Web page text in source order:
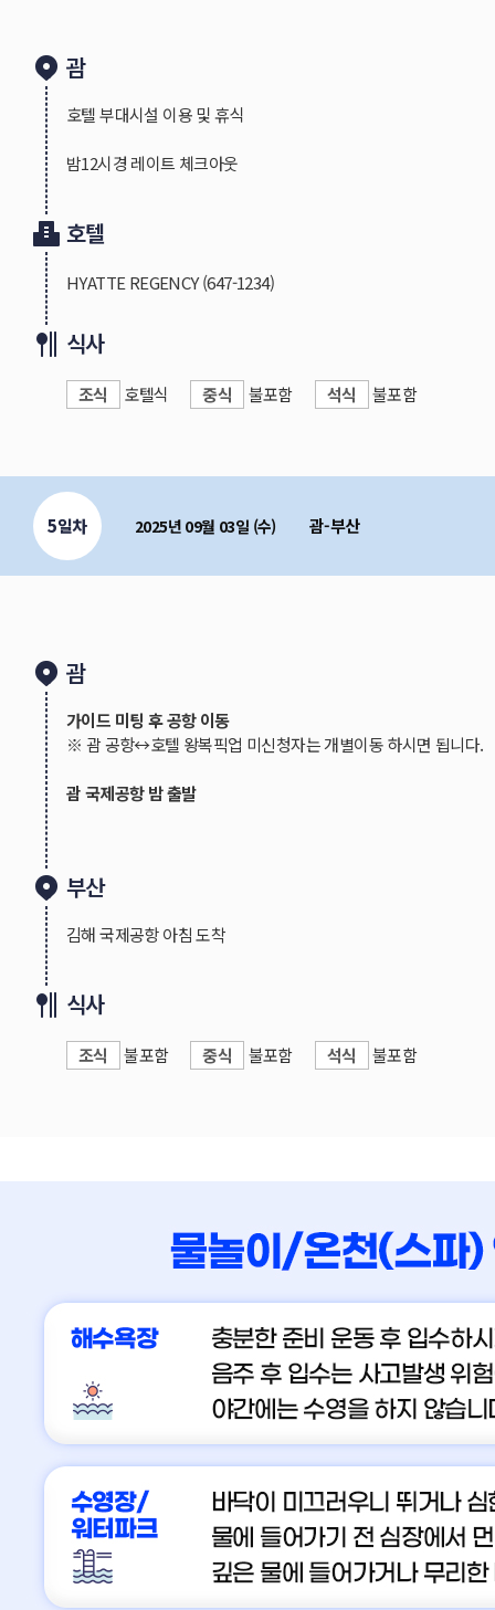
게 뻗은 물길을 배경으로 인생 사진을 남겨보세요.
세티베이 전망대(Cetti Bay Overlook)
전망대에 올라서면 화산분출로 형성 된 1천여 개의 작
메리조 마을 옆에 위치하고 있는 부두로 현지인들이 물
축제로 유명합니다.
험가 마젤란이 우연한 계기로 처음 발견하였으며, 스페
이나라한 자연풀장(Inarajan Natural Pool)
기의 재미있는 인테리어로 구성되어있는 가게 안에서
괌
호텔 부대시설 이용 및 휴식
밤12시경 레이트 체크아웃
호텔
HYATTE REGENCY(647-1234)
식사
조식 호텔식 중식 불포함 석식 불포함
5일차 2025년 09월 03일 (수) 괌-부산
괌
가이드 미팅 후 공항 이동
※ 괌 공항↔호텔 왕복픽업 미신청자는 개별이동 하시면 됩니다.
괌 국제공항 밤 출발
부산
김해 국제공항 아침 도착
식사
조식 불포함 중식 불포함 석식 불포함